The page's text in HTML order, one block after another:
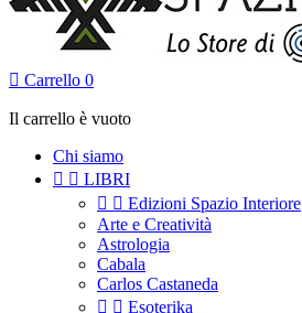
 Carrello 0
Il carrello è vuoto
Chi siamo
  LIBRI
  Edizioni Spazio Interiore
Arte e Creatività
Astrologia
Cabala
Carlos Castaneda
  Esoterika